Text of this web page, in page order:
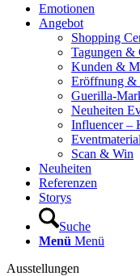
Hauptnavigation
Emotionen
Angebot
Shopping
Tagungen &
Kunden &
Eröffnung &
Guerilla-
Neuheiten
Influencer –
Scan & Win
Neuheiten
Referenzen
Storys
Suche
Menü Menü
Ausstellungen